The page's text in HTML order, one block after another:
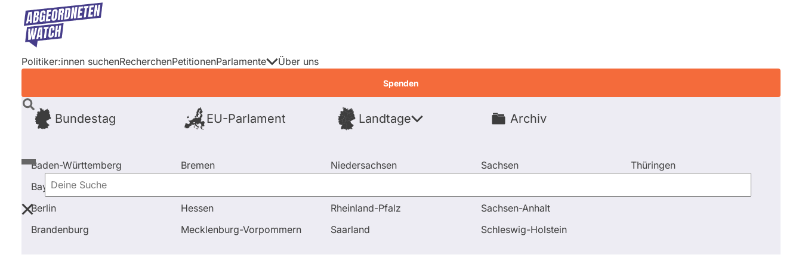
Direkt
Inhalt
Politiker:innen suchenRecherchenPetitionenParlamente
Bundestag EU-Parlament Landtage
Baden-Württemberg
Bayern
Berlin
Brandenburg
Bremen
Hessen
Mecklenburg-Vorpommern
Niedersachsen
Rheinland-Pfalz
Saarland
Sachsen
Sachsen-Anhalt
Schleswig-Holstein
Thüringen
Archiv
Über uns
Spenden
Deine
Suche
Startseite Frage stellen Peter Ramsauer Nebentätigkeiten